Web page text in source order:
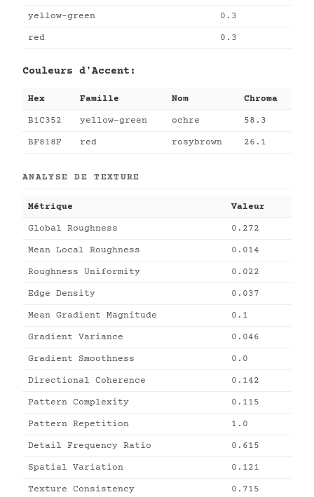
yellow-green 0.3
red 0.3
Couleurs d'Accent:
Hex Famille Nom Chroma
B1C352 yellow-green ochre 58.3
BF818F red rosybrown 26.1
ANALYSE DE TEXTURE
Métrique Valeur
Global Roughness 0.272
Mean Local Roughness 0.014
Roughness Uniformity 0.022
Edge Density 0.037
Mean Gradient Magnitude 0.1
Gradient Variance 0.046
Gradient Smoothness 0.0
Directional Coherence 0.142
Pattern Complexity 0.115
Pattern Repetition 1.0
Detail Frequency Ratio 0.615
Spatial Variation 0.121
Texture Consistency 0.715